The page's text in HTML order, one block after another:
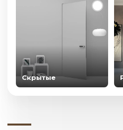
Скрытые